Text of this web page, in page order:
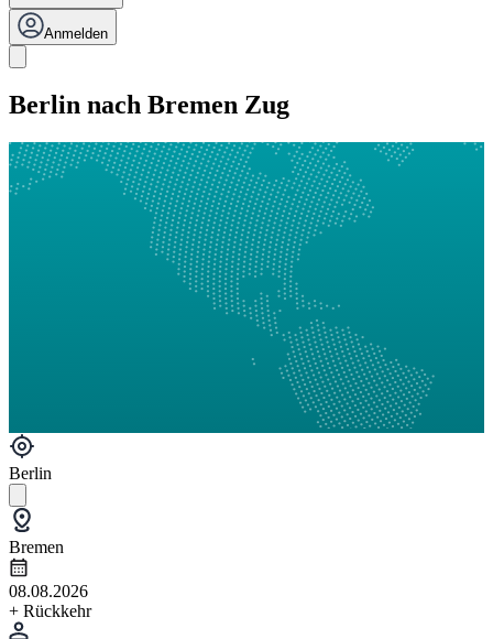
Anmelden
Berlin nach Bremen Zug
Berlin
Bremen
08.08.2026
+ Rückkehr